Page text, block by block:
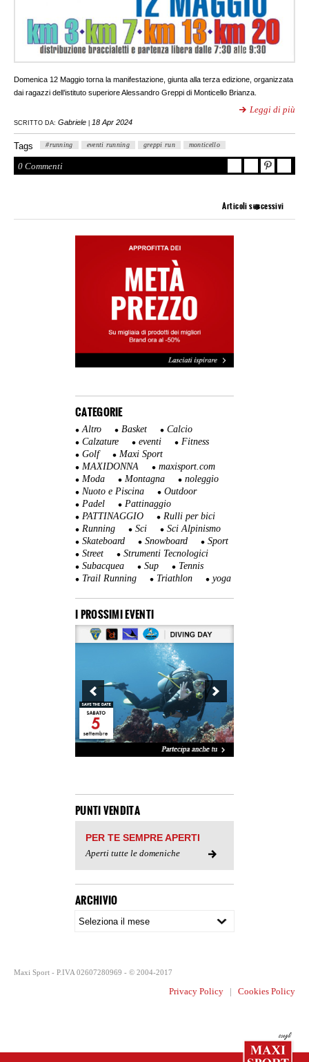
Domenica 12 Maggio torna la manifestazione, giunta alla terza edizione, organizzata
dai ragazzi dell’istituto superiore Alessandro Greppi di Monticello Brianza.
Leggi di più
SCRITTO DA: Gabriele 18 Apr 2024
Tags #running eventi running greppi run monticello
0 Commenti
Articoli successivi
CATEGORIE
Altro Basket
Calcio
Calzature
eventi
Fitness
Golf
Maxi Sport
MAXIDONNA
maxisport.com
Moda
Montagna
noleggio
Nuoto e Piscina
Outdoor
Padel
Pattinaggio
PATTINAGGIO
Rulli per bici
Running
Sci
Sci Alpinismo
Skateboard
Snowboard
Sport
Street
Strumenti Tecnologici
Subacquea
Sup
Tennis
Trail Running
Triathlon yoga
I PROSSIMI EVENTI
PUNTI VENDITA
PER TE SEMPRE APERTI
Aperti tutte le domeniche
ARCHIVIO
Maxi Sport - P.IVA 02607280969 - © 2004-2017
Privacy Policy| Cookies Policy